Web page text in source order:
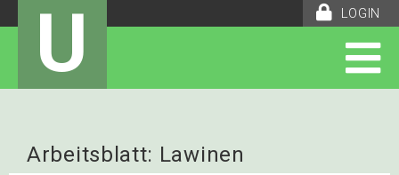
LOGIN
U
Arbeitsblatt: Lawinen